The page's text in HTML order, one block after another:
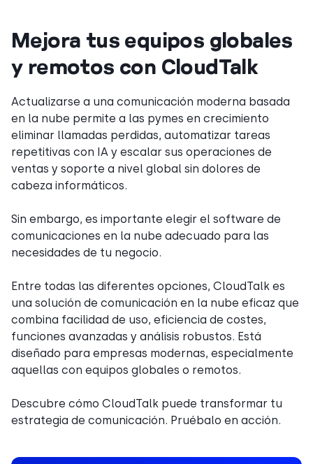
Mejora tus equipos globales
y remotos con CloudTalk
Actualizarse a una comunicación moderna basada
en la nube permite a las pymes en crecimiento
eliminar llamadas perdidas, automatizar tareas
repetitivas con IA y escalar sus operaciones de
ventas y soporte a nivel global sin dolores de
cabeza informáticos.
Sin embargo, es importante elegir el software de
comunicaciones en la nube adecuado para las
necesidades de tu negocio.
Entre todas las diferentes opciones, CloudTalk es
una solución de comunicación en la nube eficaz que
combina facilidad de uso, eficiencia de costes,
funciones avanzadas y análisis robustos. Está
diseñado para empresas modernas, especialmente
aquellas con equipos globales o remotos.
Descubre cómo CloudTalk puede transformar tu
estrategia de comunicación. Pruébalo en acción.